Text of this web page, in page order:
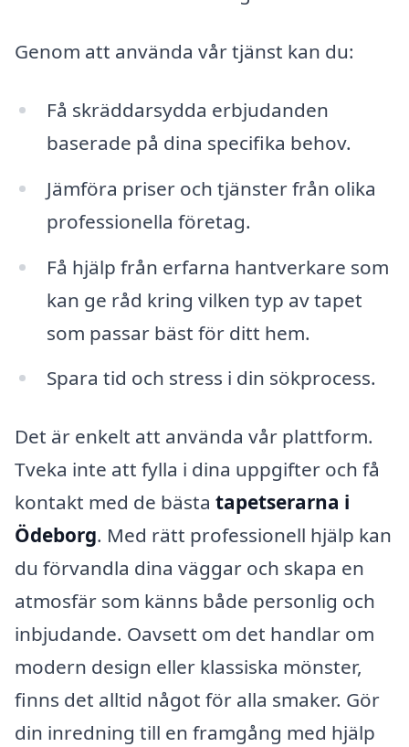
Genom att använda vår tjänst kan du:
Få skräddarsydda erbjudanden
baserade på dina specifika behov.
Jämföra priser och tjänster från olika
professionella företag.
Få hjälp från erfarna hantverkare som
kan ge råd kring vilken typ av tapet
som passar bäst för ditt hem.
Spara tid och stress i din sökprocess.
Det är enkelt att använda vår plattform.
Tveka inte att fylla i dina uppgifter och få
kontakt med de bästa tapetserarna i
Ödeborg. Med rätt professionell hjälp kan
du förvandla dina väggar och skapa en
atmosfär som känns både personlig och
inbjudande. Oavsett om det handlar om
modern design eller klassiska mönster,
finns det alltid något för alla smaker. Gör
din inredning till en framgång med hjälp